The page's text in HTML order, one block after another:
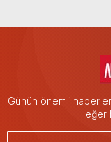
Günün önemli
eğer